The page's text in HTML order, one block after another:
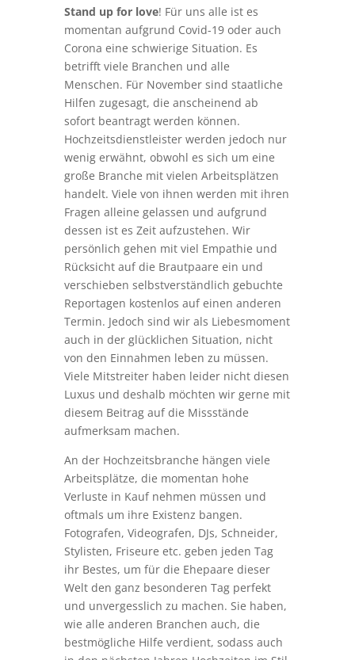
Stand up for love! Für uns alle ist es
momentan aufgrund Covid-19 oder auch
Corona eine schwierige Situation. Es
betrifft viele Branchen und alle
Menschen. Für November sind staatliche
Hilfen zugesagt, die anscheinend ab
sofort beantragt werden können.
Hochzeitsdienstleister werden jedoch nur
wenig erwähnt, obwohl es sich um eine
große Branche mit vielen Arbeitsplätzen
handelt. Viele von ihnen werden mit ihren
Fragen alleine gelassen und aufgrund
dessen ist es Zeit aufzustehen. Wir
persönlich gehen mit viel Empathie und
Rücksicht auf die Brautpaare ein und
verschieben selbstverständlich gebuchte
Reportagen kostenlos auf einen anderen
Termin. Jedoch sind wir als Liebesmoment
auch in der glücklichen Situation, nicht
von den Einnahmen leben zu müssen.
Viele Mitstreiter haben leider nicht diesen
Luxus und deshalb möchten wir gerne mit
diesem Beitrag auf die Missstände
aufmerksam machen.
An der Hochzeitsbranche hängen viele
Arbeitsplätze, die momentan hohe
Verluste in Kauf nehmen müssen und
oftmals um ihre Existenz bangen.
Fotografen, Videografen, DJs, Schneider,
Stylisten, Friseure etc. geben jeden Tag
ihr Bestes, um für die Ehepaare dieser
Welt den ganz besonderen Tag perfekt
und unvergesslich zu machen. Sie haben,
wie alle anderen Branchen auch, die
bestmögliche Hilfe verdient, sodass auch